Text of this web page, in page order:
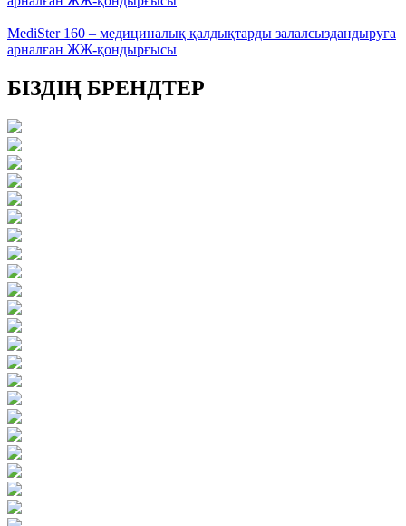
MediSter 160 – медициналық қалдықтарды залалсыздандыруға
арналған ЖЖ-қондырғысы
БІЗДІҢ БРЕНДТЕР